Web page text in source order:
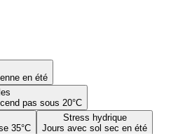
en été
pas sous 20°C
35°C
Stress hydrique
Jours avec sol sec en été